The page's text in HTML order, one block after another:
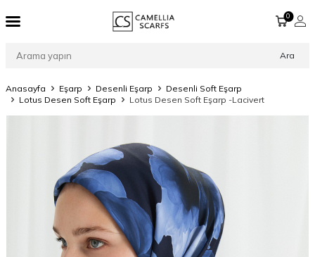
Ara
0
Anasayfa Eşarp Desenli Eşarp
Desenli Soft Eşarp
Lotus Desen Soft Eşarp
Lotus Desen Soft Eşarp -Lacivert